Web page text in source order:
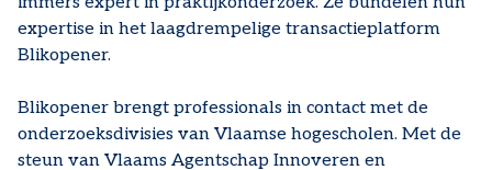
expertise in het laagdrempelige transactieplatform
Blikopener.
Blikopener brengt professionals in contact met de
onderzoeksdivisies van Vlaamse hogescholen. Met de
steun van Vlaams Agentschap Innoveren en